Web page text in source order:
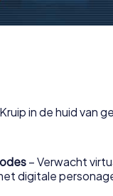
in de huid van
– Verwacht
digitale